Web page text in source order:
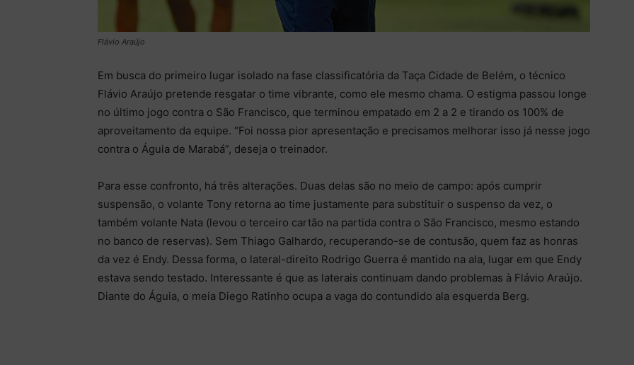
Flávio Araújo
Em busca do primeiro lugar isolado na fase classificatória da Taça Cidade de Belém, o técnico
Flávio Araújo pretende resgatar o time vibrante, como ele mesmo chama. O estigma passou longe
no último jogo contra o São Francisco, que terminou empatado em 2 a 2 e tirando os 100% de
aproveitamento da equipe. “Foi nossa pior apresentação e precisamos melhorar isso já nesse jogo
contra o Águia de Marabá”, deseja o treinador.
Para esse confronto, há três alterações. Duas delas são no meio de campo: após cumprir
suspensão, o volante Tony retorna ao time justamente para substituir o suspenso da vez, o
também volante Nata (levou o terceiro cartão na partida contra o São Francisco, mesmo estando
no banco de reservas). Sem Thiago Galhardo, recuperando-se de contusão, quem faz as honras
da vez é Endy. Dessa forma, o lateral-direito Rodrigo Guerra é mantido na ala, lugar em que Endy
estava sendo testado. Interessante é que as laterais continuam dando problemas à Flávio Araújo.
Diante do Águia, o meia Diego Ratinho ocupa a vaga do contundido ala esquerda Berg.